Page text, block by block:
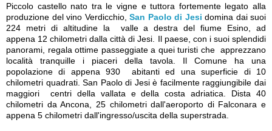
Piccolo castello nato tra le vigne e tuttora fortemente legato alla
produzione del vino Verdicchio, San Paolo di Jesi domina dai suoi
224 metri di altitudine la valle a destra del fiume Esino, ad
appena 12 chilometri dalla città di Jesi. Il paese, con i suoi splendidi
panorami, regala ottime passeggiate a quei turisti che apprezzano
località tranquille i piaceri della tavola. Il Comune ha una
popolazione di appena 930 abitanti ed una superficie di 10
chilometri quadrati. San Paolo di Jesi è facilmente raggiungibile dai
maggiori centri della vallata e della costa adriatica. Dista 40
chilometri da Ancona, 25 chilometri dall'aeroporto di Falconara e
appena 5 chilometri dall'ingresso/uscita della superstrada.